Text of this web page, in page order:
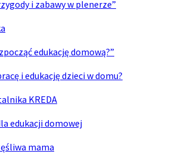
i zabawy w plenerze”
edukację domową?”
i edukację dzieci w domu?
KREDA
edukacji domowej
mama